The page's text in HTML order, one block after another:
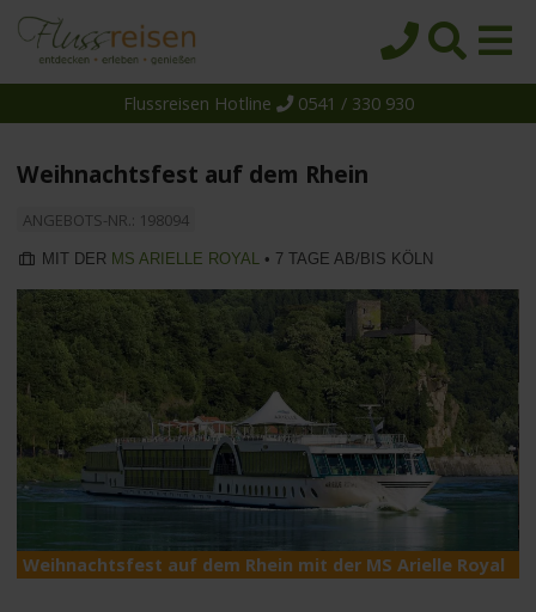
Reedereien
Schiffe
Über uns
Suche
Flussreisen Hotline 0541 / 330 930
Weihnachtsfest auf dem Rhein
ANGEBOTS-NR.: 198094
MIT DER MS ARIELLE ROYAL • 7 TAGE AB/BIS KÖLN
Weihnachtsfest auf dem Rhein mit der MS Arielle Royal